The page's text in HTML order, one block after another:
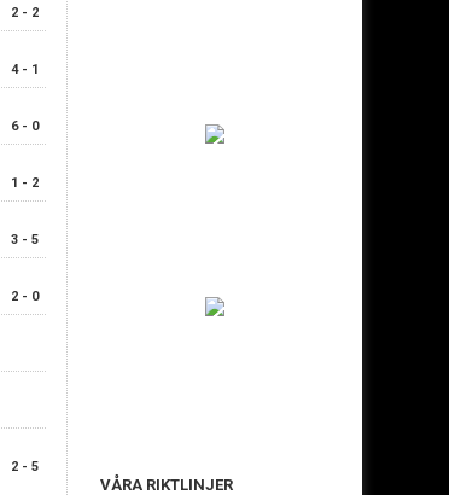
2 - 2
4 - 1
6 - 0
1 - 2
3 - 5
2 - 0
2 - 5
VÅRA RIKTLINJER